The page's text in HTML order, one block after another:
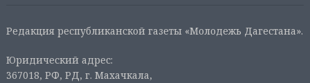
Редакция республиканской газеты «Молодежь Дагестана».
Юридический адрес:
367018, РФ, РД, г. Махачкала,